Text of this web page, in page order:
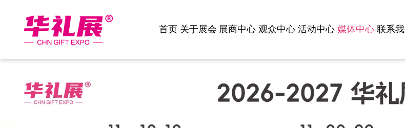
首页 关于展会 展商中心 观众中心 活动中心 媒体中心 联系